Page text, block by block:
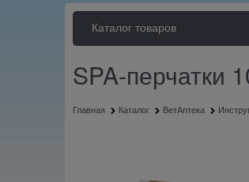
Каталог товаров
SPA-перчатки
Главная Каталог ВетАптека